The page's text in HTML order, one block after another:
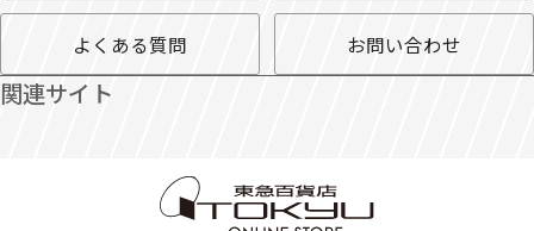
よくある質問 お問い合わせ
関連サイト